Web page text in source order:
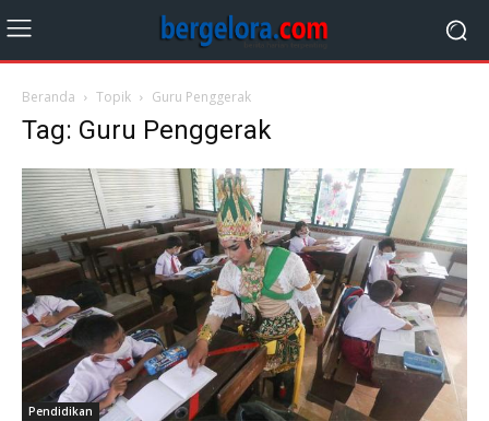
Beranda Topik Guru Penggerak
Tag: Guru Penggerak
Pendidikan